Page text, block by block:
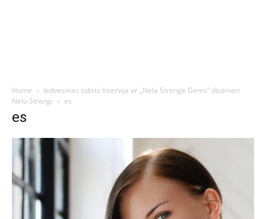
Home
Iedvesmas stāsts Intervija ar „Nela Strenge Gems” dizaineri
Nelu Strengi
es
es